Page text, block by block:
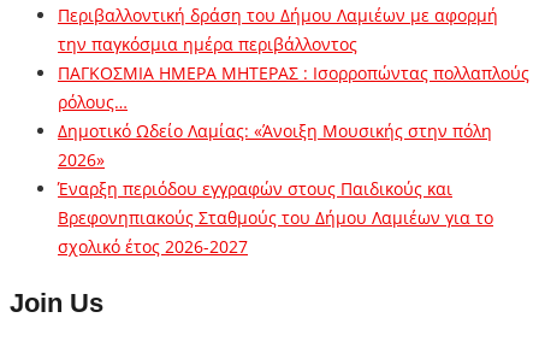
Περιβαλλοντική δράση του Δήμου Λαμιέων με αφορμή
την παγκόσμια ημέρα περιβάλλοντος
ΠΑΓΚΟΣΜΙΑ ΗΜΕΡΑ ΜΗΤΕΡΑΣ : Ισορροπώντας πολλαπλούς
ρόλους…
Δημοτικό Ωδείο Λαμίας: «Άνοιξη Μουσικής στην πόλη
2026»
Έναρξη περιόδου εγγραφών στους Παιδικούς και
Βρεφονηπιακούς Σταθμούς του Δήμου Λαμιέων για το
σχολικό έτος 2026-2027
Join Us